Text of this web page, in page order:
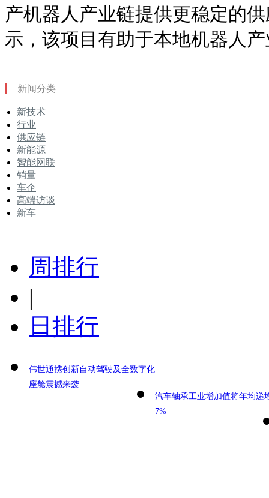
产机器人产业链提供更稳定的
示，该项目有助于本地机器人
新闻分类
新技术
行业
供应链
新能源
智能网联
销量
车企
高端访谈
新车
周排行
|
日排行
伟世通携创新自动驾驶及全数字化
座舱震撼来袭
汽车轴承工业增加值将年均递
7%